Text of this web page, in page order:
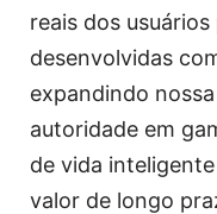
reais dos
desenvolvidas
expandindo
autoridade em
de vida
valor de longo